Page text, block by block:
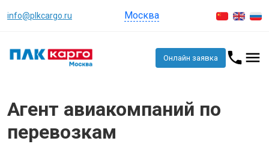
info@plkcargo.ru Москва
Онлайн заявка
Агент авиакомпаний по
перевозкам